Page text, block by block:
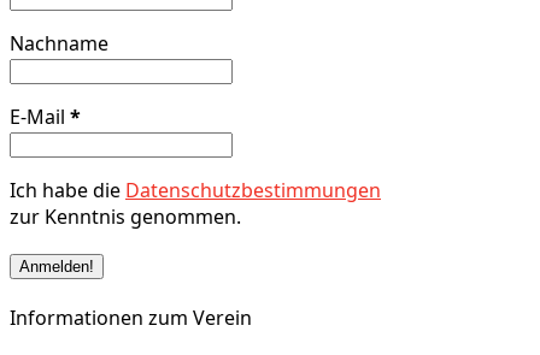
Nachname
E-Mail *
Ich habe die Datenschutzbestimmungen
zur Kenntnis genommen.
Informationen zum Verein